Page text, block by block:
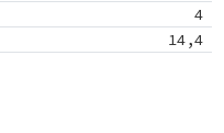
4
14,4